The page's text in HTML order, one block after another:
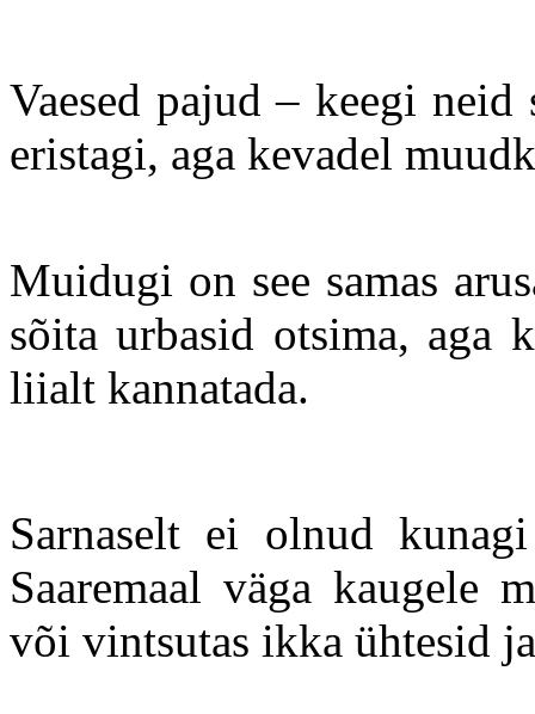
Vaesed pajud – keegi
eristagi, aga kevadel
Muidugi on see samas
sõita urbasid otsima, aga
liialt kannatada.
Sarnaselt ei olnud
Saaremaal väga kaugele
või vintsutas ikka ühtesid